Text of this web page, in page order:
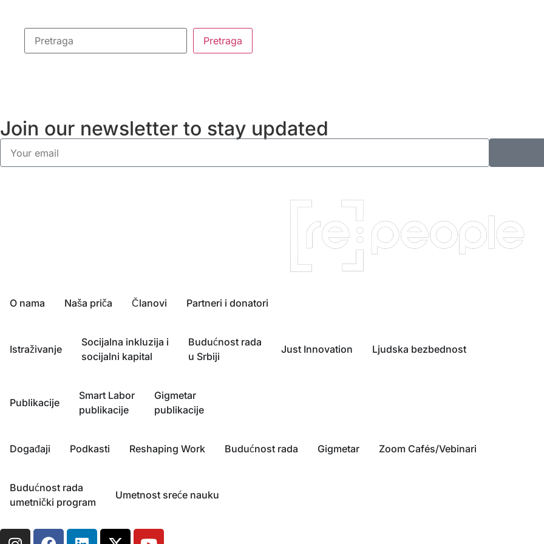
Join our newsletter to stay updated
O nama Naša priča Članovi Partneri i donatori
Istraživanje
Socijalna inkluzija i
socijalni kapital
Budućnost rada
u Srbiji
Just Innovation Ljudska bezbednost
Publikacije
Smart Labor
publikacije
Gigmetar
publikacije
Događaji Podkasti Reshaping Work Budućnost rada Gigmetar Zoom Cafés/Vebinari
Budućnost rada
umetnički program
Umetnost sreće nauku